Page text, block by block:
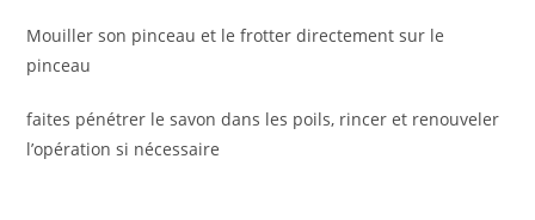
Mouiller son pinceau et le frotter directement sur le
pinceau
faites pénétrer le savon dans les poils, rincer et renouveler
l’opération si nécessaire